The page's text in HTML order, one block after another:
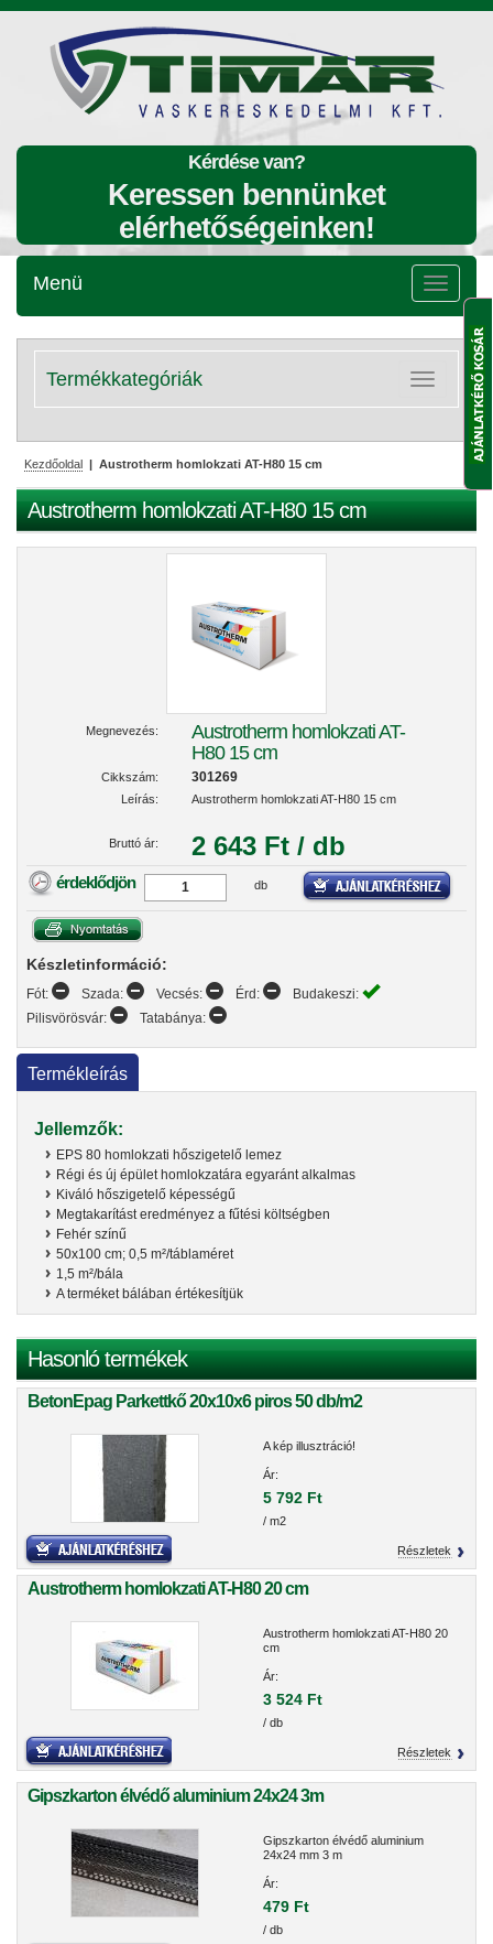
Kérdése van?
Keressen bennünket
elérhetőségeinken!
Menü
Menü
Kategóriák
lenyitása
Termékkategóriák
Kezdőoldal | Austrotherm homlokzati AT-H80 15 cm
Austrotherm homlokzati AT-H80 15 cm
Megnevezés:
Austrotherm homlokzati AT-
H80 15 cm
Cikkszám: 301269
Leírás: Austrotherm homlokzati AT-H80 15 cm
Bruttó ár: 2 643 Ft / db
érdeklődjön db
Készletinformáció:
Fót: Szada: Vecsés: Érd:
Budakeszi:
Pilisvörösvár:
Tatabánya:
Termékleírás
Jellemzők:
EPS 80 homlokzati hőszigetelő lemez
Régi és új épület homlokzatára egyaránt alkalmas
Kiváló hőszigetelő képességű
Megtakarítást eredményez a fűtési költségben
Fehér színű
50x100 cm; 0,5 m²/táblaméret
1,5 m²/bála
A terméket bálában értékesítjük
Hasonló termékek
BetonEpag Parkettkő 20x10x6 piros 50 db/m2
A kép illusztráció!
Ár:
5 792 Ft
/ m2
Részletek
Austrotherm homlokzati AT-H80 20 cm
Austrotherm homlokzati AT-H80 20
cm
Ár:
3 524 Ft
/ db
Részletek
Gipszkarton élvédő aluminium 24x24 3m
Gipszkarton élvédő aluminium
24x24 mm 3 m
Ár:
479 Ft
/ db